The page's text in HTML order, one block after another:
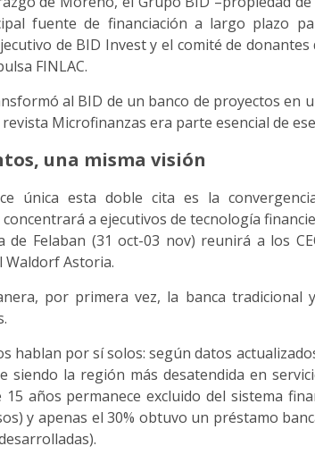
fuente de financiación a largo plazo
de BID Invest y el comité de
FINLAC.
al BID de un banco de proyectos en
Microfinanzas era parte esencial de
una misma visión
única esta doble cita es la
a ejecutivos de tecnología
de Felaban (31 oct-03 nov) reunirá a los
Waldorf Astoria.
por primera vez, la banca tradicional
hablan por sí solos: según datos
siendo la región más desatendida en
15 años permanece excluido del sistema
y apenas el 30% obtuvo un préstamo